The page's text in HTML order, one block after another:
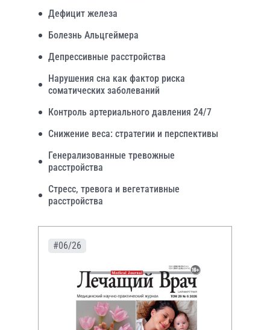
Дефицит железа
Болезнь Альцгеймера
Депрессивные расстройства
Нарушения сна как фактор риска
соматических заболеваний
Контроль артериального давления 24/7
Снижение веса: стратегии и перспективы
Генерализованные тревожные
расстройства
Стресс, тревога и вегетативные
расстройства
#06/26